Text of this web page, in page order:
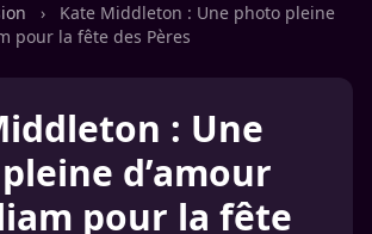
›
Kate Middleton : Une photo pleine
pour la fête des Pères
: Une
d’amour
pour la fête